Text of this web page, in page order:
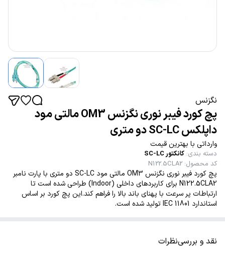
نگزنس
پچ کورد فیبر نوری نگزنس OM3 مالتی مود
داپلکس SC-LC دو متری
وارداتی با بهترین قیمت
دسته بندی: کانکتور SC-LC
کد محصول:
N122.5CLA2
پچ کورد فیبر نوری نگزنس OM3 مالتی مود SC-LC دو متری با پارت نامبر
N122.5CLA2 برای کاربردهای داخلی (Indoor) طراحی شده است تا
ارتباطات پر سرعت با پهنای باند بالا را فراهم کند.این پچ کورد بر اساس
استاندارد IEC 11801 تولید شده است.
نقد و بررسینظرات